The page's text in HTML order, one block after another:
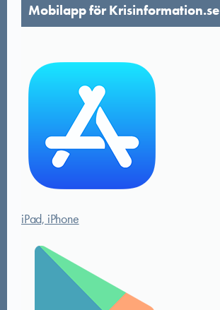
Mobilapp för Krisinformation.se
iPad, iPhone